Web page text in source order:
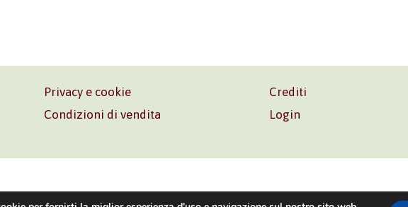
Privacy e cookie
Condizioni di vendita
Crediti
Login